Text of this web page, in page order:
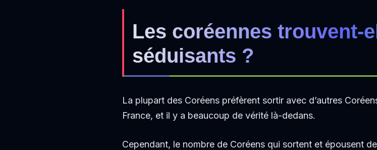
Les coréennes trouvent-
séduisants ?
La plupart des Coréens préfèrent sortir avec d’autres
France, et il y a beaucoup de vérité là-dedans.
Cependant, le nombre de Coréens qui sortent et épousent